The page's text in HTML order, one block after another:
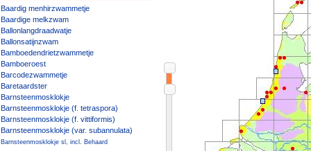
Baardig menhirzwammetje
Baardige melkzwam
Ballonlangdraadwatje
Ballonsatijnzwam
Bamboedendrietzwammetje
Bamboeroest
Barcodezwammetje
Baretaardster
Barnsteenmosklokje
Barnsteenmosklokje (f. tetraspora)
Barnsteenmosklokje (f. vittiformis)
Barnsteenmosklokje (var. subannulata)
Barnsteenmosklokje sl, incl. Behaard